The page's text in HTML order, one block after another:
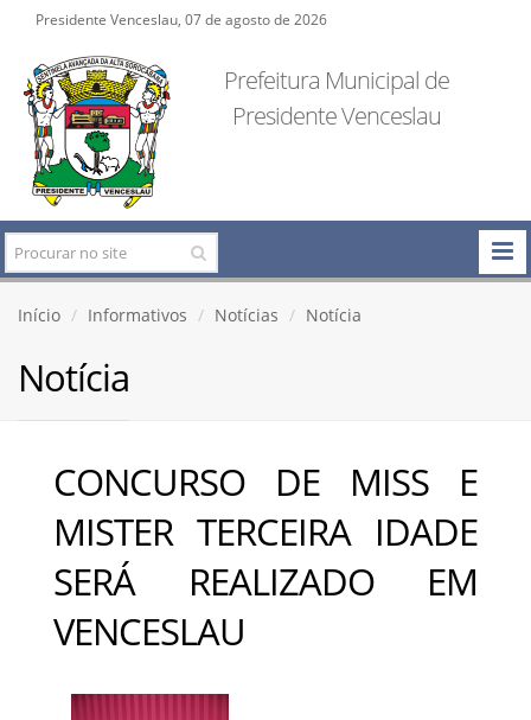
Presidente Venceslau, 07 de agosto de 2026
Prefeitura Municipal de
Presidente Venceslau
Início Informativos Notícias Notícia
Notícia
CONCURSO DE MISS E
MISTER TERCEIRA IDADE
SERÁ REALIZADO EM
VENCESLAU